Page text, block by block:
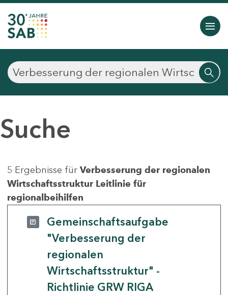
Suche
5 Ergebnisse für Verbesserung der regionalen
Wirtschaftsstruktur Leitlinie für
regionalbeihilfen
Gemeinschaftsaufgabe
"Verbesserung der
regionalen
Wirtschaftsstruktur" -
Richtlinie GRW RIGA